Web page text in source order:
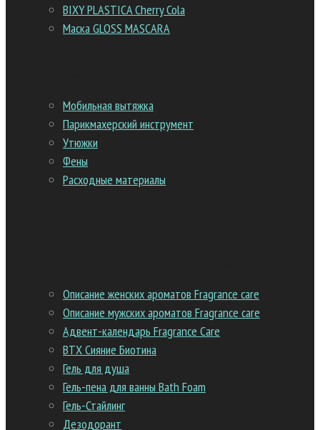
BIXY PLASTICA Cherry Cola
Маска GLOSS MASCARA
Мобильная вытяжка
Парикмахерский инструмент
Утюжки
Фены
Расходные материалы
Описание женских ароматов Fragrance care
Описание мужских ароматов Fragrance care
Адвент-календарь Fragrance Care
ВТХ Сияние Биотина
Гель для душа
Гель-пена для ванны Bath Foam
Гель-Стайлинг
Дезодорант